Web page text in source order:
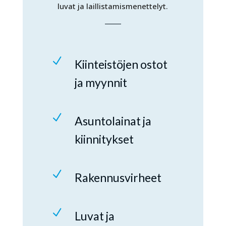
luvat ja laillistamismenettelyt.
N
Kiinteistöjen ostot
ja myynnit
N
Asuntolainat ja
kiinnitykset
N Rakennusvirheet
N
Luvat ja